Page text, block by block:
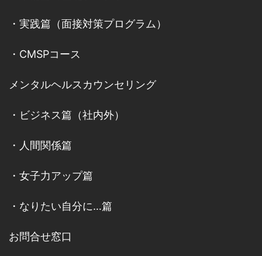
・ 実践篇（面接対策プログラム）
・ CMSPコース
メンタルヘルスカウンセリング
・ ビジネス篇（社内外）
・ 人間関係篇
・ 女子力アップ篇
・ なりたい自分に…篇
お問合せ窓口